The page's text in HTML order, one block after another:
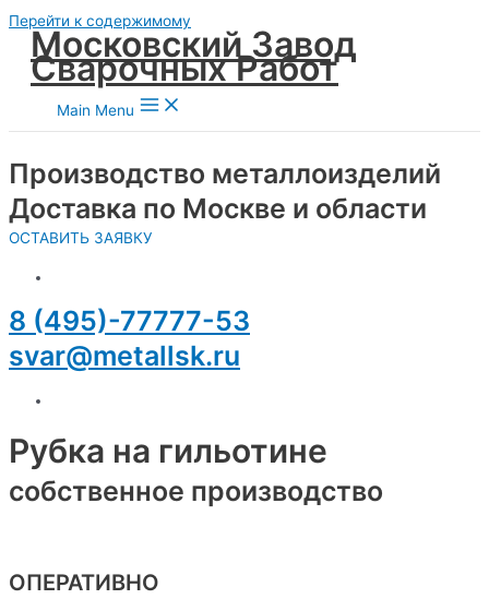
Перейти к содержимому
Московский Завод
Сварочных Работ
Main Menu
Производство металлоизделий
Доставка по Москве и области
ОСТАВИТЬ ЗАЯВКУ
8 (495)-77777-53
svar@metallsk.ru
Рубка на гильотине
собственное производство
ОПЕРАТИВНО